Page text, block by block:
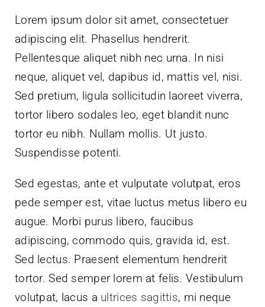
Lorem ipsum dolor sit amet, consectetuer
adipiscing elit. Phasellus hendrerit.
Pellentesque aliquet nibh nec urna. In nisi
neque, aliquet vel, dapibus id, mattis vel, nisi.
Sed pretium, ligula sollicitudin laoreet viverra,
tortor libero sodales leo, eget blandit nunc
tortor eu nibh. Nullam mollis. Ut justo.
Suspendisse potenti.
Sed egestas, ante et vulputate volutpat, eros
pede semper est, vitae luctus metus libero eu
augue. Morbi purus libero, faucibus
adipiscing, commodo quis, gravida id, est.
Sed lectus. Praesent elementum hendrerit
tortor. Sed semper lorem at felis. Vestibulum
volutpat, lacus a ultrices sagittis, mi neque